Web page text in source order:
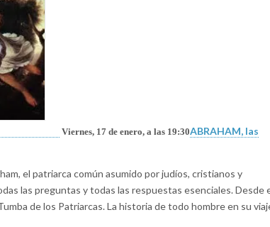
Viernes, 17 de enero, a las 19:30ABRAHAM, las
el patriarca común asumido por judíos, cristianos y
las preguntas y todas las respuestas esenciales. Desde
de los Patriarcas. La historia de todo hombre en su viaje